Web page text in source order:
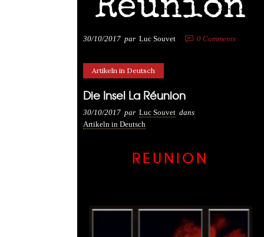
Réunion
30/10/2017 par Luc Souvet 0Comments
Artikeln in Deutsch
Die Insel La Réunion
30/10/2017 par Luc Souvet dans
Artikeln in Deutsch
REUNION